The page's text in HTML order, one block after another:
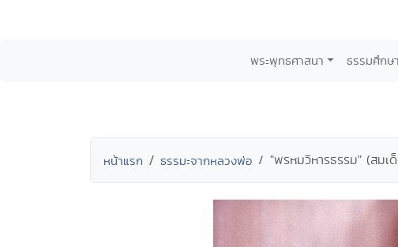
พระพุทธศาสนา ธรรมศึกษา
หน้าแรก ธรรมะจากหลวงพ่อ "พรหมวิหารธรรม" (สมเ